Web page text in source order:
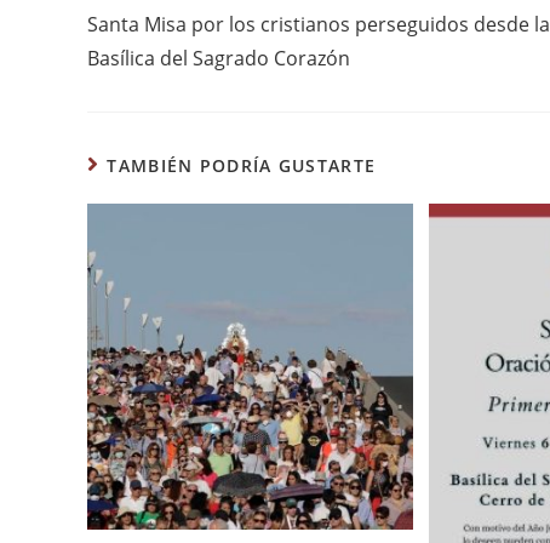
Santa Misa por los cristianos perseguidos desde la
Basílica del Sagrado Corazón
TAMBIÉN PODRÍA GUSTARTE